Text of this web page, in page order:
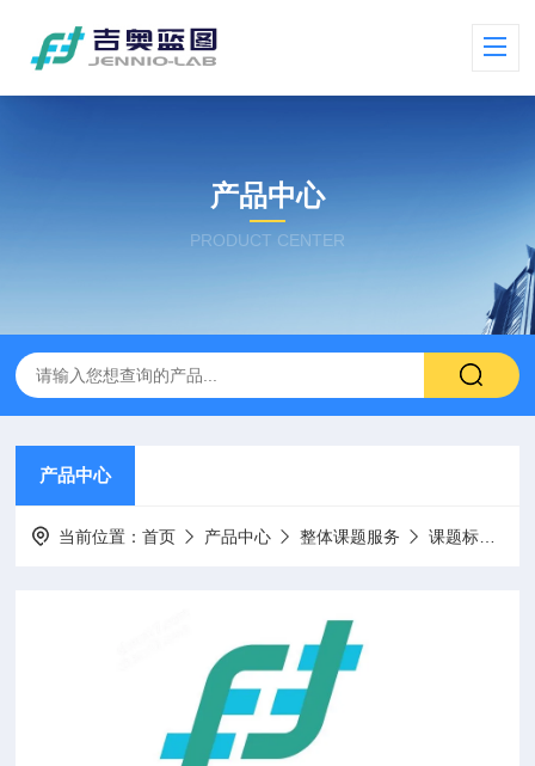
产品中心
PRODUCT CENTER
产品中心
当前位置：首页 产品中心 整体课题服务 课题标书设计项目申报